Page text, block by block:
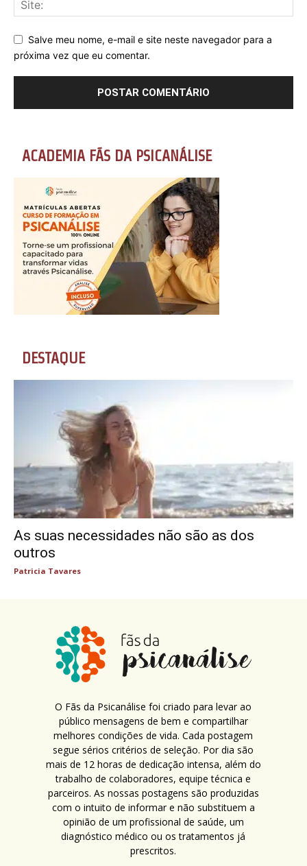
Salve meu nome, e-mail e site neste navegador para a
próxima vez que eu comentar.
ACADEMIA FÃS DA PSICANÁLISE
DESTAQUE
As suas necessidades não são as dos
outros
Patricia Tavares
O Fãs da Psicanálise foi criado para levar ao
público mensagens de bem e compartilhar
melhores condições de vida. Cada postagem
segue sérios critérios de seleção. Por dia são
mais de 12 horas de dedicação intensa, além do
trabalho de colaboradores, equipe técnica e
parceiros. As nossas postagens são produzidas
com o intuito de informar e não substituem a
opinião de um profissional de saúde, um
diagnóstico médico ou os tratamentos já
prescritos.